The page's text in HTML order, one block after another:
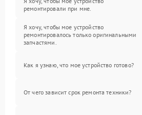
ремонтировали при мне.
Я хочу, чтобы мое устройство
ремонтировалось только оригинальными
запчастями.
Как я узнаю, что мое устройство готово?
От чего зависит срок ремонта техники?